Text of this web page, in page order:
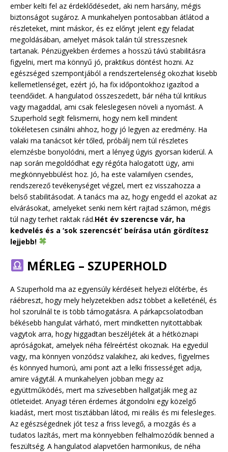
ember kelti fel az érdeklődésedet, aki nem harsány, mégis
biztonságot sugároz. A munkahelyen pontosabban átlátod a
részleteket, mint máskor, és ez előnyt jelent egy feladat
megoldásában, amelyet mások talán túl stresszesnek
tartanak. Pénzügyekben érdemes a hosszú távú stabilitásra
figyelni, mert ma könnyű jó, praktikus döntést hozni. Az
egészséged szempontjából a rendszertelenség okozhat kisebb
kellemetlenséget, ezért jó, ha fix időpontokhoz igazítod a
teendőidet. A hangulatod összeszedett, bár néha túl kritikus
vagy magaddal, ami csak feleslegesen növeli a nyomást. A
Szuperhold segít felismerni, hogy nem kell mindent
tökéletesen csinálni ahhoz, hogy jó legyen az eredmény. Ha
valaki ma tanácsot kér tőled, próbálj nem túl részletes
elemzésbe bonyolódni, mert a lényeg úgyis gyorsan kiderül. A
nap során megoldódhat egy régóta halogatott ügy, ami
megkönnyebbülést hoz. Jó, ha este valamilyen csendes,
rendszerező tevékenységet végzel, mert ez visszahozza a
belső stabilitásodat. A tanács ma az, hogy engedd el azokat az
elvárásokat, amelyeket senki nem kért rajtad számon, mégis
túl nagy terhet raktak rád.Hét év szerencse vár, ha
kedvelés és a ‘sok szerencsét’ beírása után gördítesz
lejjebb!
MÉRLEG – SZUPERHOLD
A Szuperhold ma az egyensúly kérdéseit helyezi előtérbe, és
ráébreszt, hogy mely helyzetekben adsz többet a kelleténél, és
hol szorulnál te is több támogatásra. A párkapcsolatodban
békésebb hangulat várható, mert mindketten nyitottabbak
vagytok arra, hogy higgadtan beszéljétek át a hétköznapi
apróságokat, amelyek néha félreértést okoznak. Ha egyedül
vagy, ma könnyen vonzódsz valakihez, aki kedves, figyelmes
és könnyed humorú, ami pont azt a lelki frissességet adja,
amire vágytál. A munkahelyen jobban megy az
együttműködés, mert ma szívesebben hallgatják meg az
ötleteidet. Anyagi téren érdemes átgondolni egy közelgő
kiadást, mert most tisztábban látod, mi reális és mi felesleges.
Az egészségednek jót tesz a friss levegő, a mozgás és a
tudatos lazítás, mert ma könnyebben felhalmozódik benned a
feszültség. A hangulatod alapvetően harmonikus, de néha